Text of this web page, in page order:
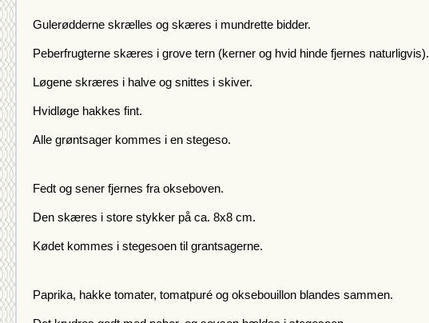
Gulerødderne skrælles og skæres i mundrette bidder.
Peberfrugterne skæres i grove tern (kerner og hvid hinde fjernes naturligvis).
Løgene skræres i halve og snittes i skiver.
Hvidløge hakkes fint.
Alle grøntsager kommes i en stegeso.
Fedt og sener fjernes fra okseboven.
Den skæres i store stykker på ca. 8x8 cm.
Kødet kommes i stegesoen til grantsagerne.
Paprika, hakke tomater, tomatpuré og oksebouillon blandes sammen.